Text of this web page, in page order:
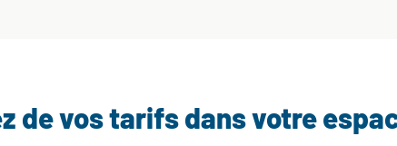
de vos tarifs dans votre